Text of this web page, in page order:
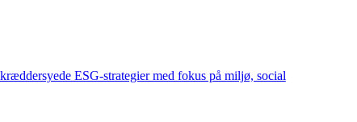
ESG-strategier med fokus på miljø, social